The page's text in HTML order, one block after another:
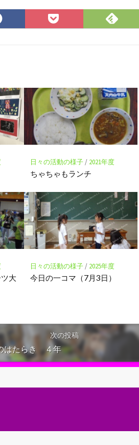
Facebook
で
Pocket
に
で
日々の活動の様子/ 2021年度
ちゃちゃもランチ
大
日々の活動の様子/ 2025年度
今日の一コマ（7月3日）
次の投稿
はたらき ４年